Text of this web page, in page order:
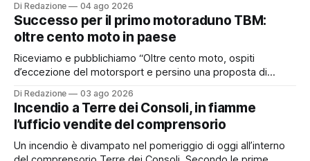
pubblicamente comunicato ai cittadini attraverso l’Albo
Pretorio. Un’anomalia che merita spiegazioni. Il Consiglio
comunale è, per sua natura, un’assemblea
Di Redazione 04 ago 2026
Successo per il primo motoraduno TBM:
oltre cento moto in paese
Riceviamo e pubblichiamo “Oltre cento moto, ospiti
d’eccezione del motorsport e persino una proposta di
organizzato da TBM a Monterosi, un evento che ha
superato le aspettative degli organizzatori richiamando
appassionati delle due ruote da tutto il Lazio e dalle regioni
limitrofe. Per
Di Redazione 03 ago 2026
Incendio a Terre dei Consoli, in fiamme
l’ufficio vendite del comprensorio
Un incendio è divampato nel pomeriggio di oggi all’interno